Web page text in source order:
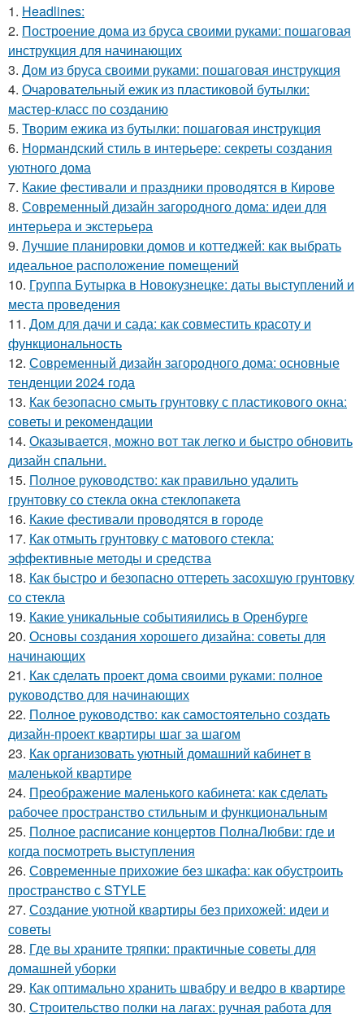
1. Headlines:
2. Построение дома из бруса своими руками: пошаговая
инструкция для начинающих
3. Дом из бруса своими руками: пошаговая инструкция
4. Очаровательный ежик из пластиковой бутылки:
мастер-класс по созданию
5. Творим ежика из бутылки: пошаговая инструкция
6. Нормандский стиль в интерьере: секреты создания
уютного дома
7. Какие фестивали и праздники проводятся в Кирове
8. Современный дизайн загородного дома: идеи для
интерьера и экстерьера
9. Лучшие планировки домов и коттеджей: как выбрать
идеальное расположение помещений
10. Группа Бутырка в Новокузнецке: даты выступлений и
места проведения
11. Дом для дачи и сада: как совместить красоту и
функциональность
12. Современный дизайн загородного дома: основные
тенденции 2024 года
13. Как безопасно смыть грунтовку с пластикового окна:
советы и рекомендации
14. Оказывается, можно вот так легко и быстро обновить
дизайн спальни.
15. Полное руководство: как правильно удалить
грунтовку со стекла окна стеклопакета
16. Какие фестивали проводятся в городе
17. Как отмыть грунтовку с матового стекла:
эффективные методы и средства
18. Как быстро и безопасно оттереть засохшую грунтовку
со стекла
19. Какие уникальные событияились в Оренбурге
20. Основы создания хорошего дизайна: советы для
начинающих
21. Как сделать проект дома своими руками: полное
руководство для начинающих
22. Полное руководство: как самостоятельно создать
дизайн-проект квартиры шаг за шагом
23. Как организовать уютный домашний кабинет в
маленькой квартире
24. Преображение маленького кабинета: как сделать
рабочее пространство стильным и функциональным
25. Полное расписание концертов ПолнаЛюбви: где и
когда посмотреть выступления
26. Современные прихожие без шкафа: как обустроить
пространство с STYLE
27. Создание уютной квартиры без прихожей: идеи и
советы
28. Где вы храните тряпки: практичные советы для
домашней уборки
29. Как оптимально хранить швабру и ведро в квартире
30. Строительство полки на лагах: ручная работа для